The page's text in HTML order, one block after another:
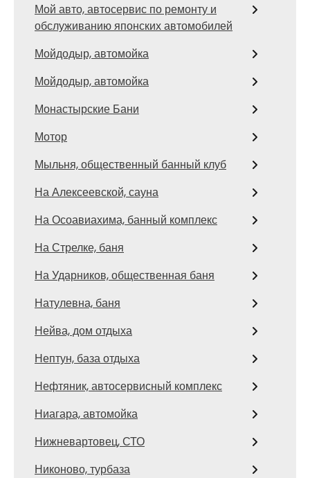
Мой авто, автосервис по ремонту и
обслуживанию японских автомобилей
Мойдодыр, автомойка
Мойдодыр, автомойка
Монастырские Бани
Мотор
Мыльня, общественный банный клуб
На Алексеевской, сауна
На Осоавиахима, банный комплекс
На Стрелке, баня
На Ударников, общественная баня
Натулевна, баня
Нейва, дом отдыха
Нептун, база отдыха
Нефтяник, автосервисный комплекс
Ниагара, автомойка
Нижневартовец, СТО
Никоново, турбаза